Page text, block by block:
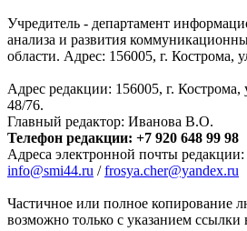
Учредитель - департамент
анализа и развития
области. Адрес: 156005, г. Кострома,
Адрес редакции: 156005, г.
48/76.
Главный редактор: Иванова В.О.
Телефон редакции: +7 920 648 99 98
Адреса электронной почты редакции:
info@smi44.ru /frosya.cher@yandex.ru
Частичное или полное копирование
возможно только с указанием ссылки